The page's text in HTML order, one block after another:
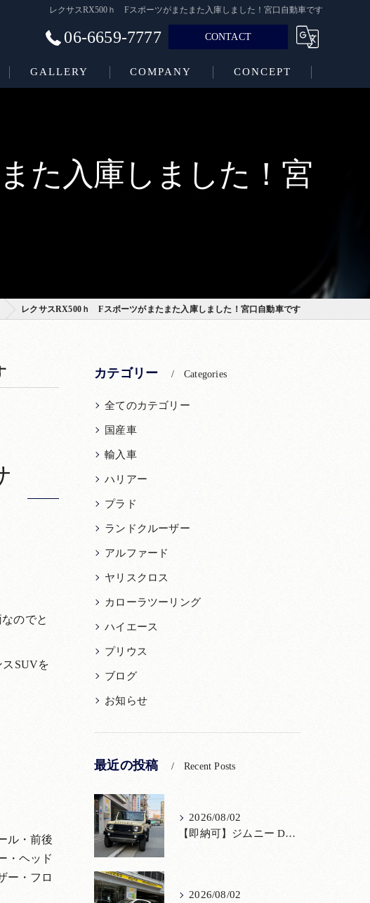
レクサスRX500ｈ Fスポーツがまたまた入庫しました！宮口自動車です
06-6659-7777 CONTACT
GALLERY COMPANY CONCEPT
た入庫しました！宮
レクサスRX500ｈ Fスポーツがまたまた入庫しました！宮口自動車です
のでと
SUVを
ル・前後
・ヘッド
ー・フロ
カテゴリー Categories
全てのカテゴリー
国産車
輸入車
ハリアー
プラド
ランドクルーザー
アルファード
ヤリスクロス
カローラツーリング
ハイエース
プリウス
ブログ
お知らせ
最近の投稿 Recent Posts
2026/08/02
【即納可】ジムニー DAMD「little D.」コンプリート！登録済未使用車あり
2026/08/02